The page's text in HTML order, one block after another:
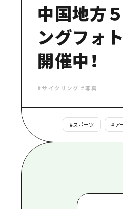
中国地方
ングフォ
開催中！
#サイクリング #写真
#スポーツ #ア